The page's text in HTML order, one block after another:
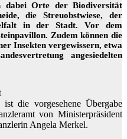
dabei Orte der Biodiversität
die Streuobstwiese, der
in der Stadt. Vor dem
Zudem können die
Insekten vergewissern, etwa
angesiedelten
die vorgesehene Übergabe
von Ministerpräsident
Angela Merkel.